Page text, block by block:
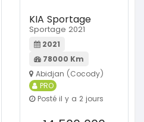
KIA Sportage
Sportage 2021
2021
78000 Km
Abidjan (Cocody)
PRO
Posté il y a 2 jours